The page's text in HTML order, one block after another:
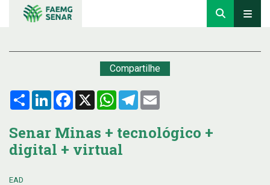
Compartilhe
Compartilhar
LinkedInFacebook
X WhatsApp
Telegram
Senar Minas + tecnológico +
digital + virtual
EAD